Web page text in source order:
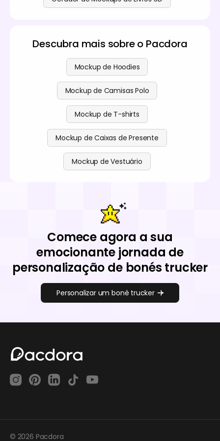
Descubra mais sobre o Pacdora
Mockup de Hoodies
Mockup de Camisas Polo
Mockup de T-shirts
Mockup de Caixas de Presente
Mockup de Vestuário
Comece agora a sua
emocionante jornada de
personalização de bonés trucker
Personalizar um boné trucker
© 2026 Pacdora